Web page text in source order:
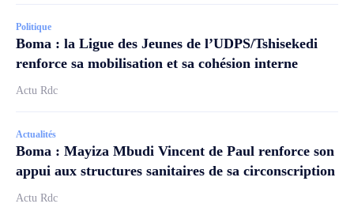
Politique
Boma : la Ligue des Jeunes de l’UDPS/Tshisekedi
renforce sa mobilisation et sa cohésion interne
Actu Rdc
Actualités
Boma : Mayiza Mbudi Vincent de Paul renforce son
appui aux structures sanitaires de sa circonscription
Actu Rdc